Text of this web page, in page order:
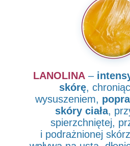
LANOLINA –
skórę,
wysuszeniem,
skóry ciała,
spierzchniętej,
i podrażnionej